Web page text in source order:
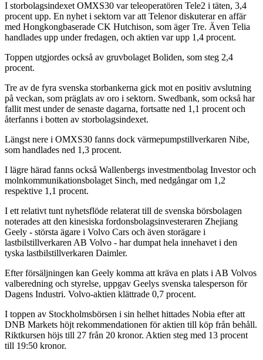
I storbolagsindexet OMXS30 var teleoperatören Tele2 i täten, 3,4
procent upp. En nyhet i sektorn var att Telenor diskuterar en affär
med Hongkongbaserade CK Hutchison, som äger Tre. Även Telia
handlades upp under fredagen, och aktien var upp 1,4 procent.
Toppen utgjordes också av gruvbolaget Boliden, som steg 2,4
procent.
Tre av de fyra svenska storbankerna gick mot en positiv avslutning
på veckan, som präglats av oro i sektorn. Swedbank, som också har
fallit mest under de senaste dagarna, fortsatte ned 1,1 procent och
återfanns i botten av storbolagsindexet.
Längst nere i OMXS30 fanns dock värmepumpstillverkaren Nibe,
som handlades ned 1,3 procent.
I lägre härad fanns också Wallenbergs investmentbolag Investor och
molnkommunikationsbolaget Sinch, med nedgångar om 1,2
respektive 1,1 procent.
I ett relativt tunt nyhetsflöde relaterat till de svenska börsbolagen
noterades att den kinesiska fordonsbolagsinvesteraren Zhejiang
Geely - största ägare i Volvo Cars och även storägare i
lastbilstillverkaren AB Volvo - har dumpat hela innehavet i den
tyska lastbilstillverkaren Daimler.
Efter försäljningen kan Geely komma att kräva en plats i AB Volvos
valberedning och styrelse, uppgav Geelys svenska talesperson för
Dagens Industri. Volvo-aktien klättrade 0,7 procent.
I toppen av Stockholmsbörsen i sin helhet hittades Nobia efter att
DNB Markets höjt rekommendationen för aktien till köp från behåll.
Riktkursen höjs till 27 från 20 kronor. Aktien steg med 13 procent
till 19:50 kronor.